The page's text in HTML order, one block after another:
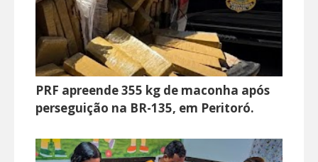
PRF apreende 355 kg de maconha após
perseguição na BR-135, em Peritoró.